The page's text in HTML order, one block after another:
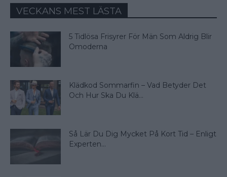
VECKANS MEST LÄSTA
5 Tidlösa Frisyrer För Män Som Aldrig Blir
Omoderna
Klädkod Sommarfin – Vad Betyder Det
Och Hur Ska Du Klä...
Så Lär Du Dig Mycket På Kort Tid – Enligt
Experten...